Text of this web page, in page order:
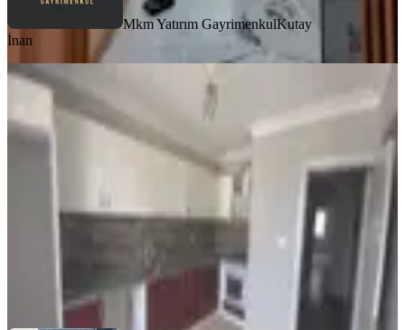
Mkm Yatırım GayrimenkulKutay
İnan
BALKONLU
Reşatbey Mah. 3+1 Kiralık Daire
Akhisar, Reşat Bey Mahallesi
145 m² ·4. Kat 30.07.2026
İbrahim Ermiş